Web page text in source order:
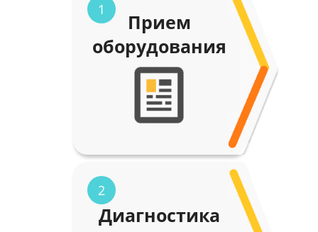
1
Прием
оборудования
2
Диагностика